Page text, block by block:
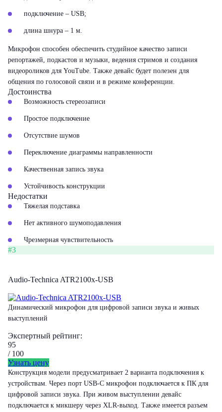
подключение – USB;
длина шнура – 1 м.
Микрофон способен обеспечить студийное качество записи
репортажей, подкастов и музыки, ведения стримов и создания
видеороликов для YouTube. Также девайс будет полезен для
общения по голосовой связи и в режиме конференции.
Достоинства
Возможность стереозаписи
Простое подключение
Отсутствие шумов
Переключение диаграммы направленности
Качественная запись звука
Устойчивость конструкции
Недостатки
Тяжелая подставка
Нет активного шумоподавления
Чрезмерная чувствительность
#3
Audio-Technica ATR2100x-USB
Динамический микрофон для цифровой записи звука и живых
выступлений
Экспертный рейтинг:
95
/ 100
Узнать цену
Конструкция модели предусматривает 2 варианта подключения к
устройствам. Через порт USB-C микрофон подключается к ПК для
цифровой записи звука. При живом выступлении девайс
подключается к микшеру через XLR-выход. Также имеется разъем